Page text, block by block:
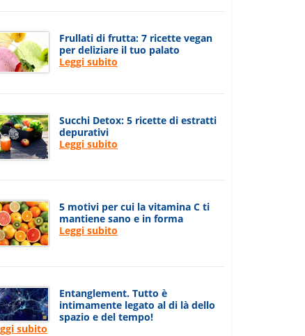
Frullati di frutta: 7 ricette vegan
per deliziare il tuo palato
Leggi subito
Succhi Detox: 5 ricette di estratti
depurativi
Leggi subito
5 motivi per cui la vitamina C ti
mantiene sano e in forma
Leggi subito
Entanglement. Tutto è
intimamente legato al di là dello
spazio e del tempo!
subito